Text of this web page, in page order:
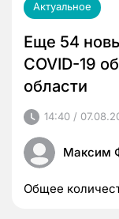
Актуальное
Еще 54
COVID-19
области
14:40 /
Максим
Общее